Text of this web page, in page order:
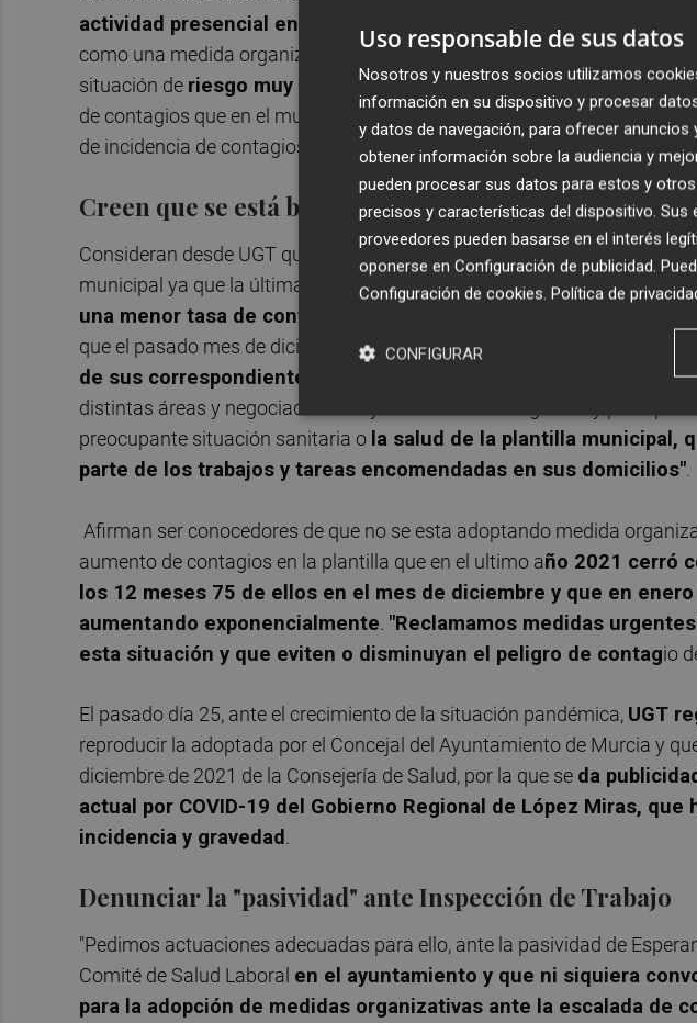
actividad presencial en los negociados municipales y centros de
como una medida organizativa enmarcada en la actividad preventiva en
situación de riesgo muy alto y fuera de control en el municipio de
de contagios que en el municipio de Cartagena, con 478x1000
de incidencia de contagios a 14 días respectivamente.
Creen que se está banalizando la situación de
Consideran desde UGT que desde la concejalía "se esta banalizando" la
municipal ya que la última medida adoptada bajo la alcaldía de Ana
una menor tasa de contagios, y sin embargo ahora con Noelia
que el pasado mes de diciembre se ha situado en 75 positivos
de sus correspondientes aislamientos bajo contacto estrecho.
distintas áreas y negociados del ayuntamiento cartagenero y poco
preocupante situación sanitaria o la salud de la plantilla municipal,
parte de los trabajos y tareas encomendadas en sus domicilios".
Afirman ser conocedores de que no se esta adoptando medida
aumento de contagios en la plantilla que en el ultimo año 2021 cerró
los 12 meses 75 de ellos en el mes de diciembre y que en
aumentando exponencialmente. "Reclamamos medidas
esta situación y que eviten o disminuyan el peligro de contagio
El pasado día 25, ante el crecimiento de la situación pandémica, UGT
reproducir la adoptada por el Concejal del Ayuntamiento de Murcia y
diciembre de 2021 de la Consejería de Salud, por la que se da
actual por COVID-19 del Gobierno Regional de López Miras,
incidencia y gravedad.
Denunciar la "pasividad" ante Inspección de Trabajo
"Pedimos actuaciones adecuadas para ello, ante la pasividad de
Comité de Salud Laboral en el ayuntamiento y que ni siquiera
para la adopción de medidas organizativas ante la escalada de
Uso responsable de sus datos
Nosotros y nuestros socios utilizamos
información en su dispositivo y procesar
y datos de navegación, para ofrecer
obtener información sobre la audiencia y
pueden procesar sus datos para estos y
precisos y características del dispositivo.
proveedores pueden basarse en el interés
oponerse en Configuración de publicidad.
Configuración de cookies. Política de
CONFIGURAR